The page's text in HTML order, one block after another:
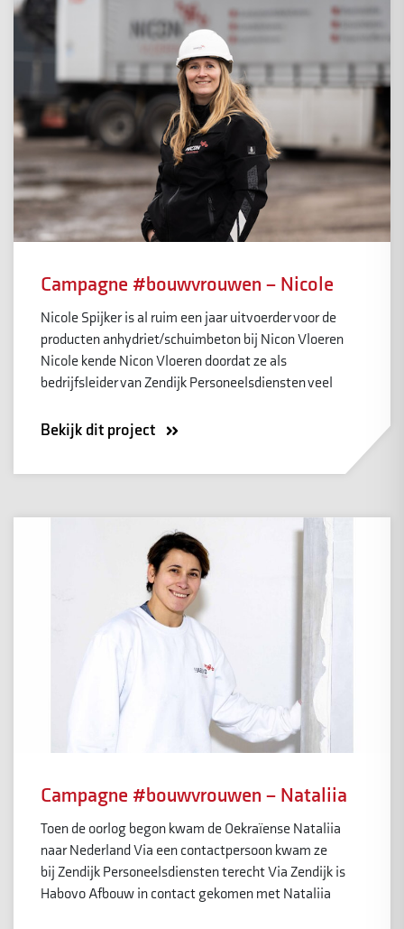
Campagne #bouwvrouwen – Nicole
Nicole Spijker is al ruim een jaar uitvoerder voor de
producten anhydriet/schuimbeton bij Nicon Vloeren
Nicole kende Nicon Vloeren doordat ze als
bedrijfsleider van Zendijk Personeelsdiensten veel
Bekijk dit project
Campagne #bouwvrouwen – Nataliia
Toen de oorlog begon kwam de Oekraïense Nataliia
naar Nederland Via een contactpersoon kwam ze
bij Zendijk Personeelsdiensten terecht Via Zendijk is
Habovo Afbouw in contact gekomen met Nataliia